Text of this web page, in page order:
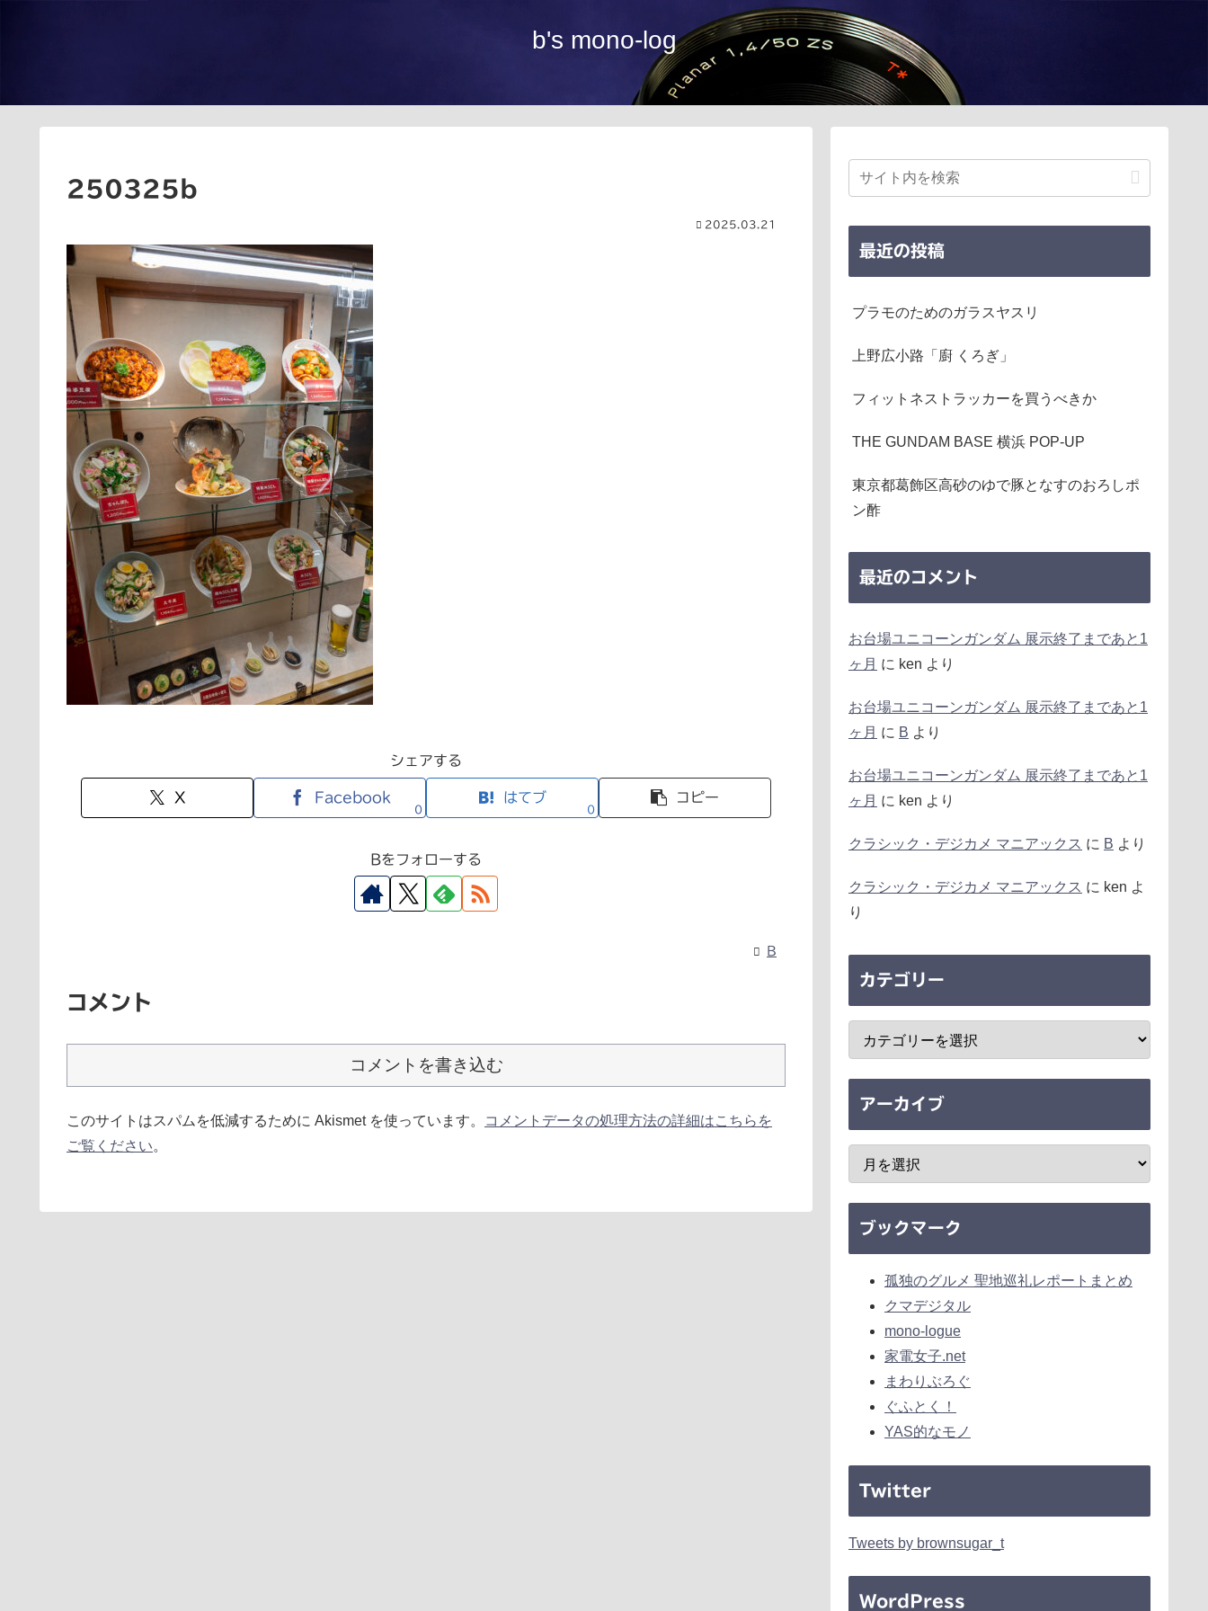
b's mono-log
250325b
2025.03.21
シェアする
X Facebook
0
はてブ
0
コピー
Bをフォローする
B
コメント
コメントを書き込む
このサイトはスパムを低減するために Akismet を使っています。
コメントデータの処理方法の詳細はこちらを
ご覧ください。
最近の投稿
プラモのためのガラスヤスリ
上野広小路「廚 くろぎ」
フィットネストラッカーを買うべきか
THE GUNDAM BASE 横浜 POP-UP
東京都葛飾区高砂のゆで豚となすのおろしポ
ン酢
最近のコメント
お台場ユニコーンガンダム 展示終了まであと1
ヶ月 に ken より
お台場ユニコーンガンダム 展示終了まであと1
ヶ月 に B より
お台場ユニコーンガンダム 展示終了まであと1
ヶ月 に ken より
クラシック・デジカメ マニアックス に B より
クラシック・デジカメ マニアックス に ken よ
り
カテゴリー
アーカイブ
ブックマーク
孤独のグルメ 聖地巡礼レポートまとめ
クマデジタル
mono-logue
家電女子.net
まわりぶろぐ
ぐふとく！
YAS的なモノ
Twitter
Tweets by brownsugar_t
WordPress